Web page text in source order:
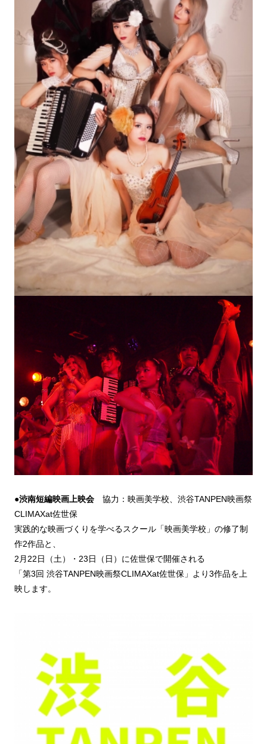
●渋南短編映画上映会協力：映画美学校、渋谷TANPEN映画祭
CLIMAXat佐世保
実践的な映画づくりを学べるスクール「映画美学校」の修了制
作2作品と、
2月22日（土）・23日（日）に佐世保で開催される
「第3回 渋谷TANPEN映画祭CLIMAXat佐世保」より3作品を上
映します。